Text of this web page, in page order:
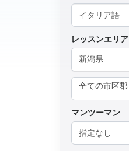
レッスンエリア
新潟県
マンツーマン